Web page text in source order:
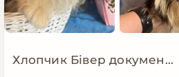
Хлопчик Бівер документи ксу